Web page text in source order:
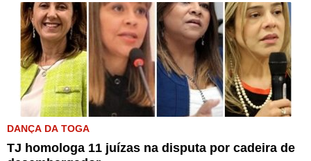
DANÇA DA TOGA
TJ homologa 11 juízas na disputa por cadeira de